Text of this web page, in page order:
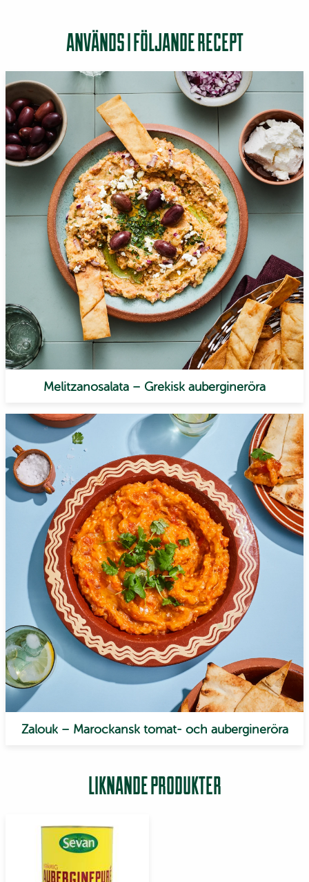
ANVÄNDS I FÖLJANDE RECEPT
Melitzanosalata – Grekisk aubergineröra
Zalouk – Marockansk tomat- och aubergineröra
LIKNANDE PRODUKTER